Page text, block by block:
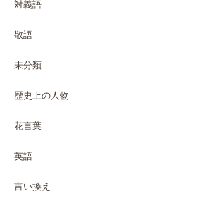
対義語
敬語
未分類
歴史上の人物
花言葉
英語
言い換え